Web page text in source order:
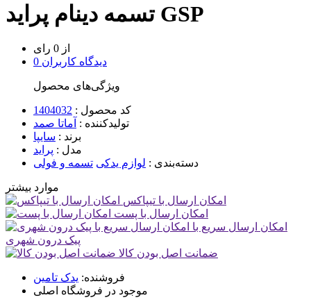
تسمه دینام پراید GSP
از 0 رای
0 دیدگاه کاربران
ویژگی‌های محصول
کد محصول : 1404032
تولیدکننده : آماتا صمد
برند : سایپا
مدل : پراید
دسته‌بندی : لوازم یدکی تسمه و فولی
موارد بیشتر
امکان ارسال با تیپاکس
امکان ارسال با پست
امکان ارسال سریع با
پیک درون شهری
ضمانت اصل بودن کالا
فروشنده: یدک تامین
موجود در فروشگاه اصلی